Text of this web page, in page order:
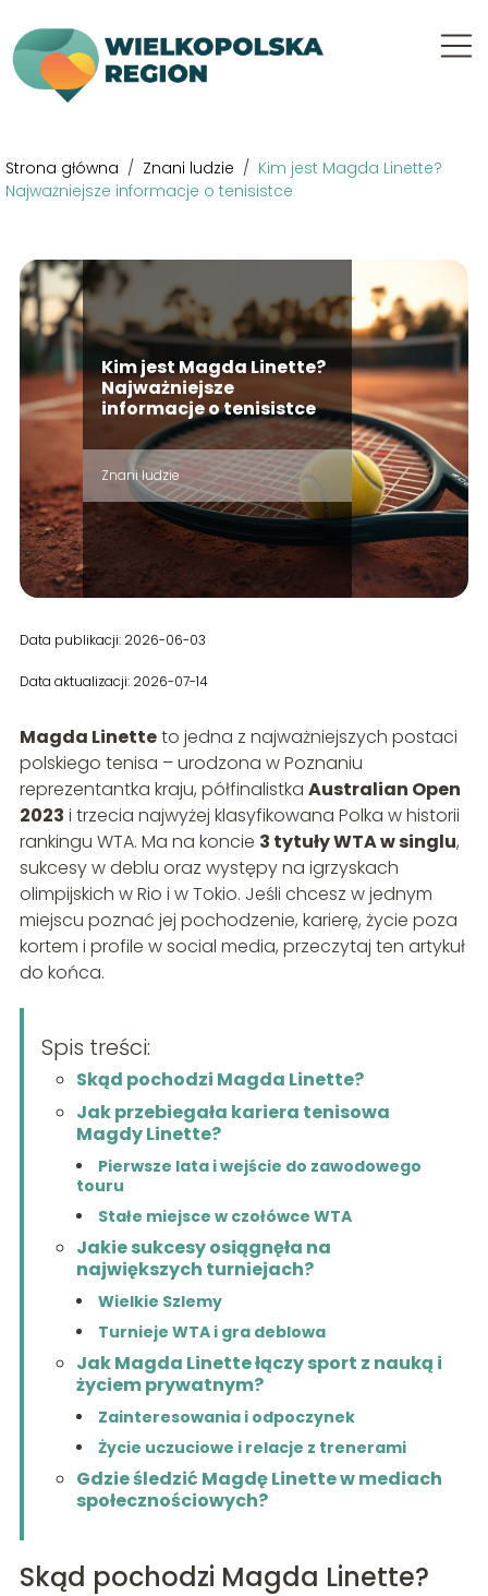
Strona główna / Znani ludzie / Kim jest Magda Linette?
Najważniejsze informacje o tenisistce
Kim jest Magda Linette?
Najważniejsze
informacje o tenisistce
Znani ludzie
Data publikacji: 2026-06-03
Data aktualizacji: 2026-07-14
Magda Linetteto jedna z najważniejszych postaci
polskiego tenisa – urodzona w Poznaniu
reprezentantka kraju, półfinalistka Australian Open
2023 i trzecia najwyżej klasyfikowana Polka w historii
rankingu WTA. Ma na koncie 3 tytuły WTA w singlu,
sukcesy w deblu oraz występy na igrzyskach
olimpijskich w Rio i w Tokio. Jeśli chcesz w jednym
miejscu poznać jej pochodzenie, karierę, życie poza
kortem i profile w social media, przeczytaj ten artykuł
do końca.
Spis treści:
Skąd pochodzi Magda Linette?
Jak przebiegała kariera tenisowa
Magdy Linette?
Pierwsze lata i wejście do zawodowego
touru
Stałe miejsce w czołówce WTA
Jakie sukcesy osiągnęła na
największych turniejach?
Wielkie Szlemy
Turnieje WTA i gra deblowa
Jak Magda Linette łączy sport z nauką i
życiem prywatnym?
Zainteresowania i odpoczynek
Życie uczuciowe i relacje z trenerami
Gdzie śledzić Magdę Linette w mediach
społecznościowych?
Skąd pochodzi Magda Linette?